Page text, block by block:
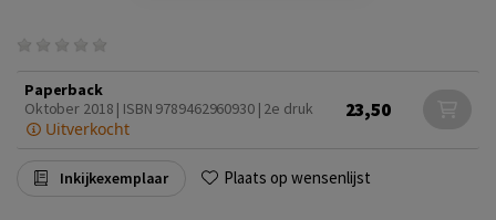
Paperback
Oktober 2018 | ISBN 9789462960930 | 2e druk
Uitverkocht
23,50
Inkijkexemplaar Plaats op wensenlijst